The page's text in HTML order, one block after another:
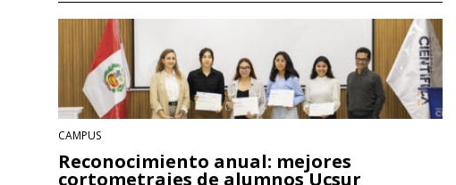
CAMPUS
Reconocimiento anual: mejores
cortometrajes de alumnos Ucsur